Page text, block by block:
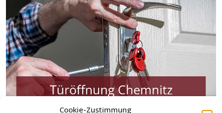
Cookie-Zustimmung